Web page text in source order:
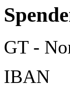
GT -
IBAN